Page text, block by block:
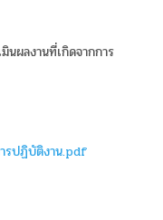
นผลงานที่เกิดจากการ
รปฏิบัติงาน.pdf